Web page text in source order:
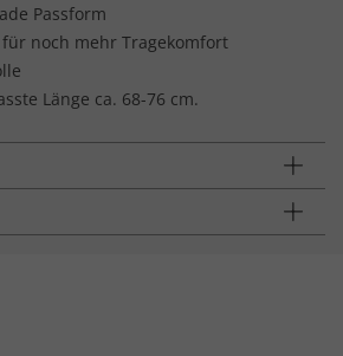
Passform
noch mehr Tragekomfort
Länge ca. 68-76 cm.